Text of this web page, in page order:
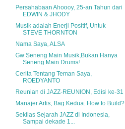
Persahabaan Ahoooy, 25-an Tahun dari
EDWIN & JHODY
Musik adalah Enerji Positif, Untuk
STEVE THORNTON
Nama Saya, ALSA
Gw Seneng Main Musik,Bukan Hanya
Seneng Main Drums!
Cerita Tentang Teman Saya,
ROEDYANTO
Reunian di JAZZ-REUNION, Edisi ke-31
Manajer Artis, Bag.Kedua. How to Build?
Sekilas Sejarah JAZZ di Indonesia,
Sampai dekade 1...